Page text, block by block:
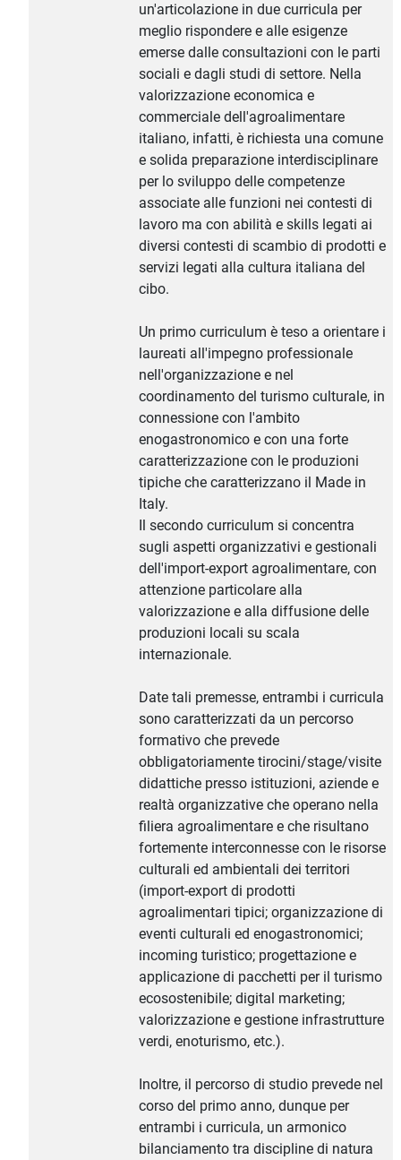
un'articolazione in due curricula per
meglio rispondere e alle esigenze
emerse dalle consultazioni con le parti
sociali e dagli studi di settore. Nella
valorizzazione economica e
commerciale dell'agroalimentare
italiano, infatti, è richiesta una comune
e solida preparazione interdisciplinare
per lo sviluppo delle competenze
associate alle funzioni nei contesti di
lavoro ma con abilità e skills legati ai
diversi contesti di scambio di prodotti e
servizi legati alla cultura italiana del
cibo.
Un primo curriculum è teso a orientare i
laureati all'impegno professionale
nell'organizzazione e nel
coordinamento del turismo culturale, in
connessione con l'ambito
enogastronomico e con una forte
caratterizzazione con le produzioni
tipiche che caratterizzano il Made in
Italy.
Il secondo curriculum si concentra
sugli aspetti organizzativi e gestionali
dell'import-export agroalimentare, con
attenzione particolare alla
valorizzazione e alla diffusione delle
produzioni locali su scala
internazionale.
Date tali premesse, entrambi i curricula
sono caratterizzati da un percorso
formativo che prevede
obbligatoriamente tirocini/stage/visite
didattiche presso istituzioni, aziende e
realtà organizzative che operano nella
filiera agroalimentare e che risultano
fortemente interconnesse con le risorse
culturali ed ambientali dei territori
(import-export di prodotti
agroalimentari tipici; organizzazione di
eventi culturali ed enogastronomici;
incoming turistico; progettazione e
applicazione di pacchetti per il turismo
ecosostenibile; digital marketing;
valorizzazione e gestione infrastrutture
verdi, enoturismo, etc.).
Inoltre, il percorso di studio prevede nel
corso del primo anno, dunque per
entrambi i curricula, un armonico
bilanciamento tra discipline di natura